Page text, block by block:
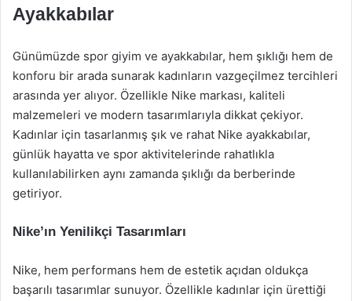
Ayakkabılar
Günümüzde spor giyim ve ayakkabılar, hem şıklığı hem de
konforu bir arada sunarak kadınların vazgeçilmez tercihleri
arasında yer alıyor. Özellikle Nike markası, kaliteli
malzemeleri ve modern tasarımlarıyla dikkat çekiyor.
Kadınlar için tasarlanmış şık ve rahat Nike ayakkabılar,
günlük hayatta ve spor aktivitelerinde rahatlıkla
kullanılabilirken aynı zamanda şıklığı da berberinde
getiriyor.
Nike’ın Yenilikçi Tasarımları
Nike, hem performans hem de estetik açıdan oldukça
başarılı tasarımlar sunuyor. Özellikle kadınlar için ürettiği